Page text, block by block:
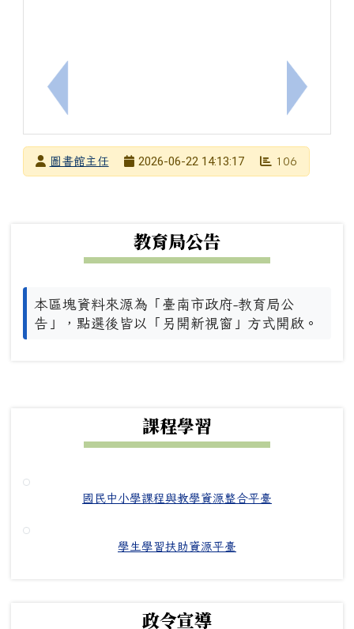
上一筆：【轉知】致理科技大學舉辦「致理科技大
下一筆：
發布者圖書館主任
2026-06-22 14:13:17 106
教育局公告
本區塊資料來源為「臺南市政府-教育局公
告」，點選後皆以「另開新視窗」方式開啟。
課程學習
國民中小學課程與教學資源整合平臺
學生學習扶助資源平臺
政令宣導